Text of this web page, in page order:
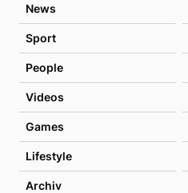
News
Sport
People
Videos
Games
Lifestyle
Archiv